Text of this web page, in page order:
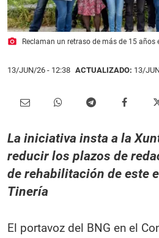
photo_camera Reclaman un retraso de más de 15
13/JUN/26 - 12:38 ACTUALIZADO: 13/
La iniciativa insta a la
reducir los plazos de
de rehabilitación de este
Tinería
El portavoz del BNG en el